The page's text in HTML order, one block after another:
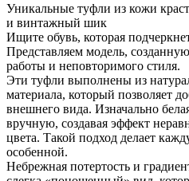
Уникальные туфли из кожи
и винтажный шик
Ищите обувь, которая
Представляем модель,
работы и неповторимого стиля.
Эти туфли выполнены из
материала, который позволяет
внешнего вида. Изначально
вручную, создавая эффект
цвета. Такой подход делает
особенной.
Небрежная потертость и